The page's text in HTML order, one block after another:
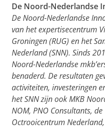
De Noord-Nederlandse
De Noord-Nederlandse
van het expertisecentrum
Groningen (RUG) en het
Nederland (SNN). Sinds
Noord-Nederlandse
benaderd. De resultaten
activiteiten, investeringen
het SNN zijn ook MKB
NOM, PNO Consultants,
Octrooicentrum